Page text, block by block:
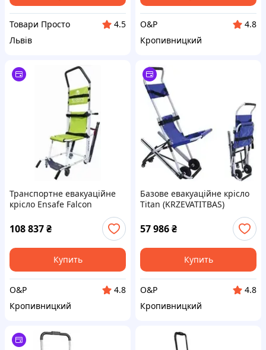
Товари Просто
4.5
Львів
O&P
4.8
Кропивницкий
Транспортне евакуаційне
крісло Ensafe Falcon
108 837₴
Купить
O&P
4.8
Кропивницкий
Базове евакуаційне крісло
Titan (KRZEVATITBAS)
57 986₴
Купить
O&P
4.8
Кропивницкий